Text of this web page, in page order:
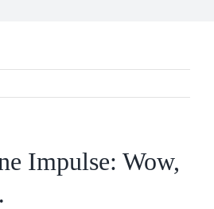
Impulse: Wow,